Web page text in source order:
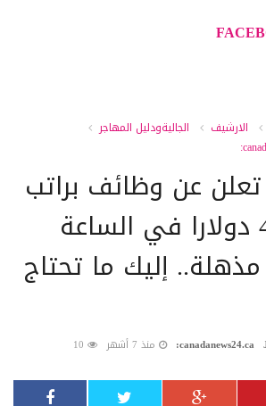
الارشيف
الجاليةودليل المهاجر
عن وظائف براتب
يصل إلى 44 دولارا في الساعة
إليك ما تحتاج
canadanews24.ca: منذ 7 أشهر